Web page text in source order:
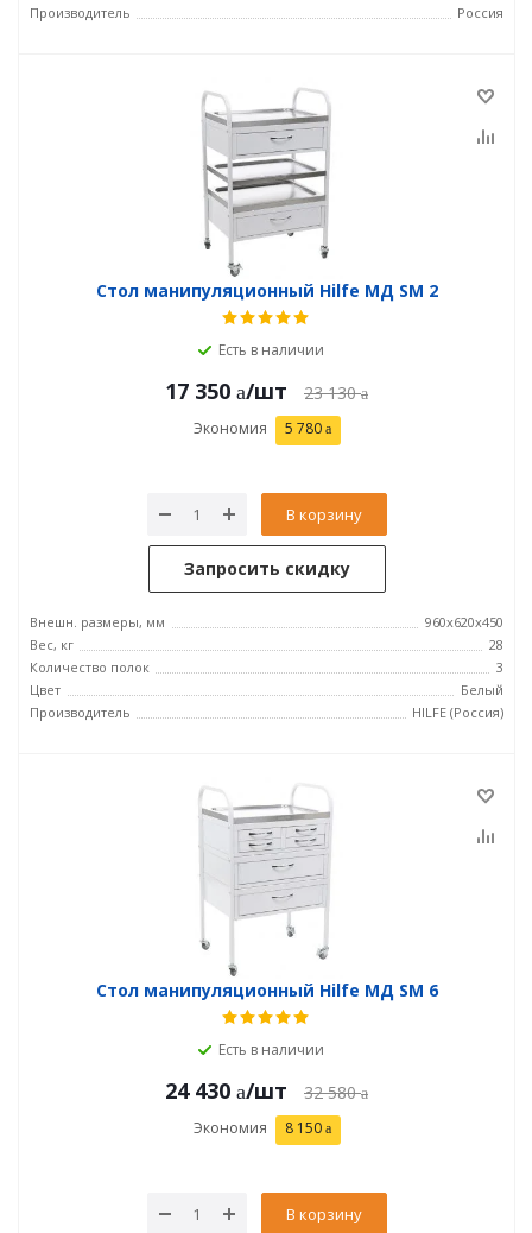
Производитель
Россия
Стол манипуляционный Hilfe МД SM 2
Есть в наличии
17 350 /шт 23 130
Экономия 5 780
В корзину
Запросить скидку
Внешн. размеры, мм
960x620x450
Вес, кг
28
Количество полок
3
Цвет
Белый
Производитель
HILFE (Россия)
Стол манипуляционный Hilfe МД SM 6
Есть в наличии
24 430 /шт 32 580
Экономия 8 150
В корзину